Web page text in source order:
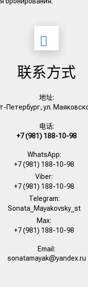
联系方式
地址:
Петербург, ул.
电话:
+7 (981) 188-10-98
WhatsApp:
+7 (981) 188-10-98
Viber:
+7 (981) 188-10-98
Telegram:
Sonata_Mayakovsky_st
Max:
+7 (981) 188-10-98
Email:
sonatamayak@yandex.ru